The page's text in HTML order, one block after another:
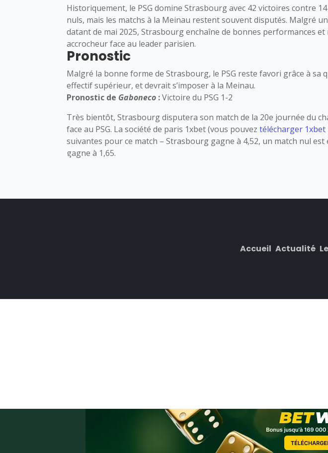
Historiquement, le PSG domine Strasbourg avec 42 victoires contre
nuls, mais les matchs à la Meinau restent souvent disputés. Malgré
datant de mai 2025, Strasbourg enchaîne de bonnes performances
accrocheur face au leader parisien.
Pronostic
Malgré la bonne forme de Strasbourg, le PSG reste favori grâce à sa
effectif supérieur, et devrait s’imposer à la Meinau.
Pronostic de Gaboneco :Victoire du PSG 1-2
Très bientôt, Strasbourg disputera son match de la 20e journée du
face au PSG. La société de paris 1xbet (vous pouvez télécharger 1xbet
suivantes pour ce match – Strasbourg gagne à 4,52, un match nul est
gagne à 1,65.
Accueil Actualité